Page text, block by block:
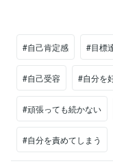
#自己肯定感 #目標
#自己受容 #自分を
#頑張っても続かない
#自分を責めてしまう